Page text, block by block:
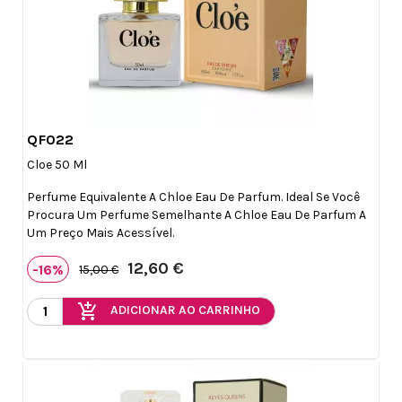
QF022
Cloe 50 Ml
Perfume Equivalente A Chloe Eau De Parfum. Ideal Se Você
Procura Um Perfume Semelhante A Chloe Eau De Parfum A
Um Preço Mais Acessível.
-16% 15,00 € 12,60 €
add_shopping_cart ADICIONAR AO CARRINHO